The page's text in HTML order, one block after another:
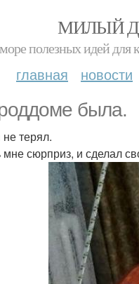
МИЛЫЙ
море полезных идей для
главная новости
была.
терял.
сюрприз, и сделал